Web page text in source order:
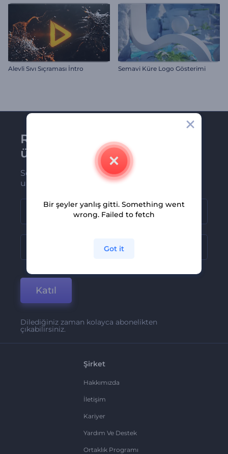
Alevli Sıvı Sıçraması İntro Semavi Küre Logo Gösterimi
Renderforest bültenine
üye olun
Son haber ve tekliflerimiz ilk olarak size
ulaşsın
Katıl
Dilediğiniz zaman kolayca abonelikten
çıkabilirsiniz.
Şirket
Hakkımızda
İletişim
Kariyer
Yardım Ve Destek
Ortaklık Programı
Bir şeyler yanlış gitti. Something went
wrong. Failed to fetch
Got it